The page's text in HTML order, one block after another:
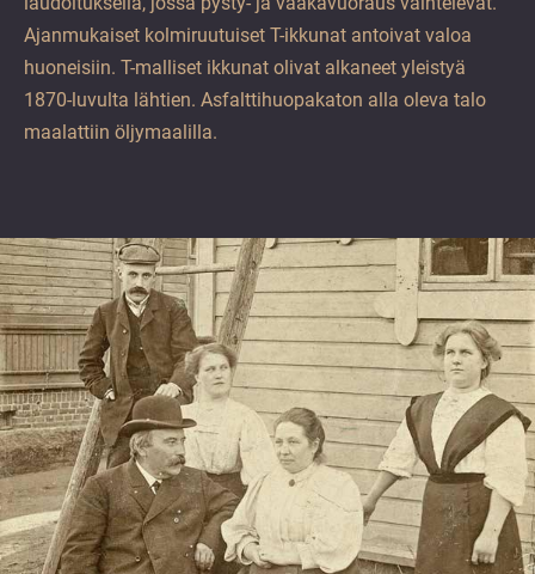
Ajanmukaiset kolmiruutuiset T-ikkunat antoivat valoa
huoneisiin. T-malliset ikkunat olivat alkaneet yleistyä
1870-luvulta lähtien. Asfalttihuopakaton alla oleva talo
maalattiin öljymaalilla.